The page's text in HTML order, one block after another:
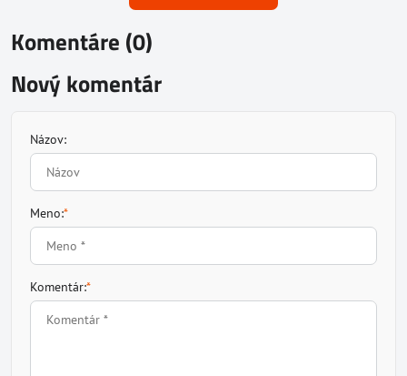
Komentáre (0)
Nový komentár
Názov:
Meno:*
Komentár:*